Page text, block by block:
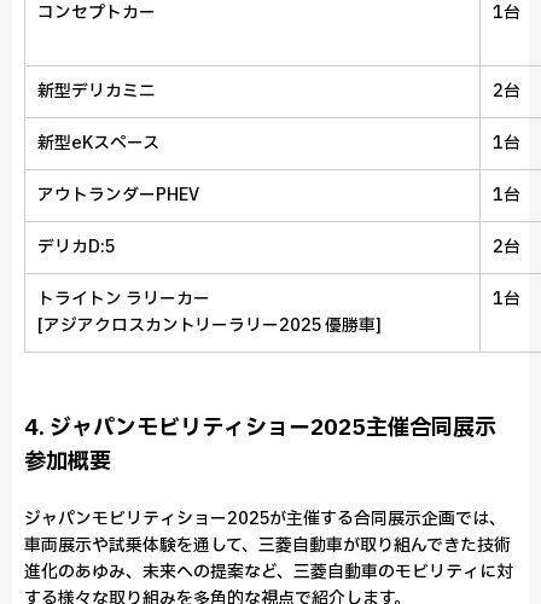
コンセプトカー 1台
新型デリカミニ 2台
新型eKスペース 1台
アウトランダーPHEV 1台
デリカD:5 2台
トライトン ラリーカー
[アジアクロスカントリーラリー2025 優勝車]
1台
4. ジャパンモビリティショー2025主催合同展示
参加概要
ジャパンモビリティショー2025が主催する合同展示企画では、
車両展示や試乗体験を通して、三菱自動車が取り組んできた技術
進化のあゆみ、未来への提案など、三菱自動車のモビリティに対
する様々な取り組みを多角的な視点で紹介します。